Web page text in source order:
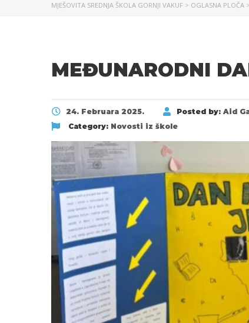
MJEŠOVITA SREDNJA ŠKOLA GORNJI VAKUF > OGLASNA PLOČA >
MEĐUNARODNI
24. Februara 2025. Posted by: Aid
Category: Novosti iz škole